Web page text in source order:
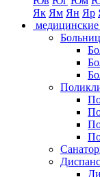
Як Ям Ян Яр